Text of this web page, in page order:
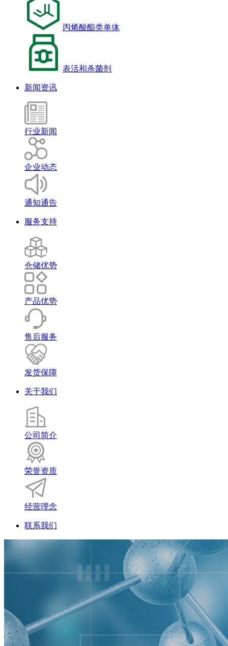
丙烯酸酯类单体
表活和杀菌剂
新闻资讯
行业新闻
企业动态
通知通告
服务支持
仓储优势
产品优势
售后服务
发货保障
关于我们
公司简介
荣誉资质
经营理念
联系我们